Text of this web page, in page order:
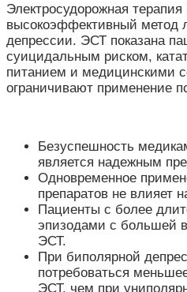
Электросудорожная
высокоэффективный метод
депрессии. ЭСТ показана
суицидальным риском,
питанием и медицинскими
ограничивают применение
Безуспешность
является надежным
Одновременное
препаратов не влияет
Пациенты с более
эпизодами с большей
ЭСТ.
При биполярной
потребоваться
ЭСТ, чем при